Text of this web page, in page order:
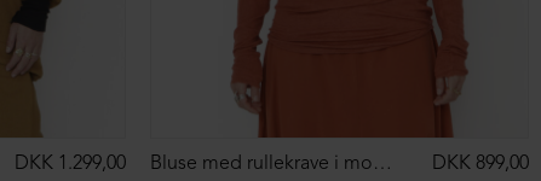
DKK 1.299,00 Bluse med rullekrave i modal/uld DKK 899,00